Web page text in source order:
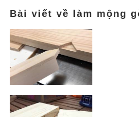
Bài viết về làm mộng